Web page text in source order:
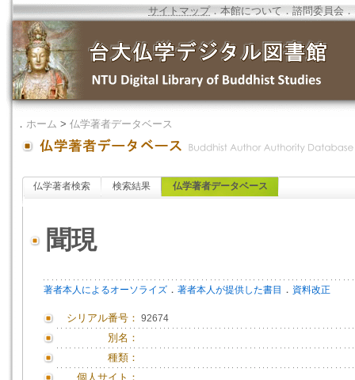
サイトマップ．本館について ．諮問委員会 ．
． ホーム > 仏学著者データベース
仏学著者検索 検索結果 仏学著者データベース
聞現
著者本人によるオーソライズ ． 著者本人が提供した書目 ． 資料改正
シリアル番号： 92674
別名：
種類：
個人サイト：